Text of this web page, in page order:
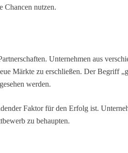
Chancen nutzen.
Unternehmen aus
Märkte zu erschließen. Der Begriff
werden.
Faktor für den Erfolg ist.
zu behaupten.